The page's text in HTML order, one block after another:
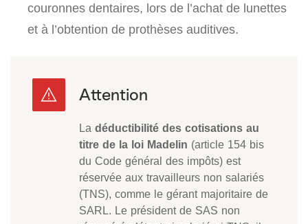
couronnes dentaires, lors de l’achat de lunettes
et à l’obtention de prothèses auditives.
La déductibilité des cotisations au
titre de la loi Madelin (article 154 bis
du Code général des impôts) est
réservée aux travailleurs non salariés
(TNS), comme le gérant majoritaire de
SARL. Le président de SAS non